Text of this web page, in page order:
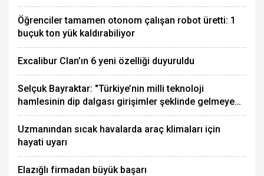
Öğrenciler tamamen otonom çalışan robot üretti: 1
buçuk ton yük kaldırabiliyor
Excalibur Clan’ın 6 yeni özelliği duyuruldu
Selçuk Bayraktar: "Türkiye’nin milli teknoloji
hamlesinin dip dalgası girişimler şeklinde gelmeye
başladı"
Uzmanından sıcak havalarda araç klimaları için
hayati uyarı
Elazığlı firmadan büyük başarı